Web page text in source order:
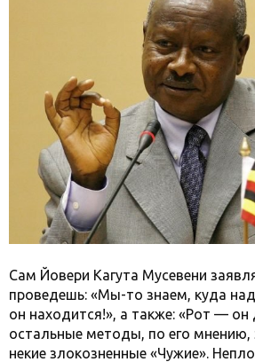
Сам Йовери Кагута Мусевени
проведешь: «Мы-то знаем, куда
он находится!», а также: «Рот — он
остальные методы, по его мнению,
некие злокозненные «Чужие».